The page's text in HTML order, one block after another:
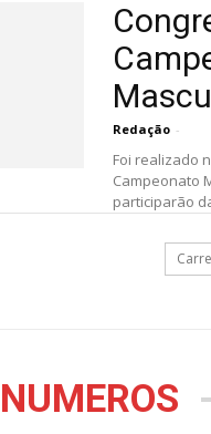
Redação -
Foi realizado
Campeonato
participarão